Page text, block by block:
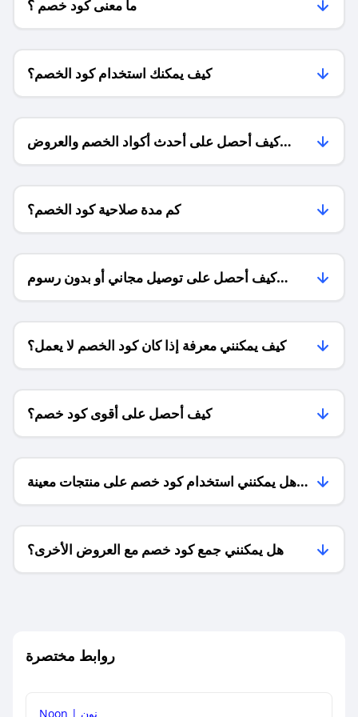
ما معنى كود خصم ؟
كيف يمكنك استخدام كود الخصم؟
كيف أحصل على أحدث أكواد الخصم والعروض
للمتاجر؟
كم مدة صلاحية كود الخصم؟
كيف أحصل على توصيل مجاني أو بدون رسوم
الشحن ؟
كيف يمكنني معرفة إذا كان كود الخصم لا يعمل؟
كيف أحصل على أقوى كود خصم؟
هل يمكنني استخدام كود خصم على منتجات معينة
فقط؟
هل يمكنني جمع كود خصم مع العروض الأخرى؟
روابط مختصرة
Noon | نون